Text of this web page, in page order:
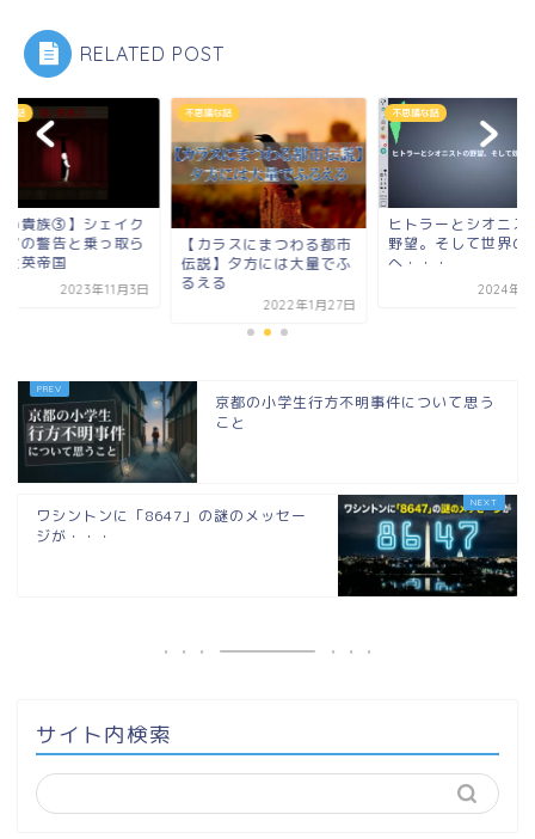
RELATED POST
な話
い貴族③】シェイク
アの警告と乗っ取ら
大英帝国
2023年11月3日
不思議な話
【カラスにまつわる都市
伝説】夕方には大量でふ
るえる
2022年1月27日
不思議な話
ヒトラーとシオニス
野望。そして世界の
へ・・・
2024年2
京都の小学生行方不明事件について思う
こと
ワシントンに「8647」の謎のメッセー
ジが・・・
サイト内検索